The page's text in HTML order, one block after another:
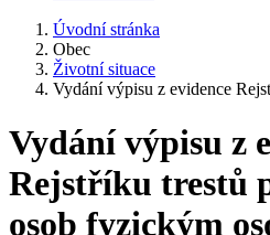
Úvodní stránka
Obec
Životní situace
Vydání výpisu z evidence
Vydání výpisu z
Rejstříku trestů
osob fyzickým